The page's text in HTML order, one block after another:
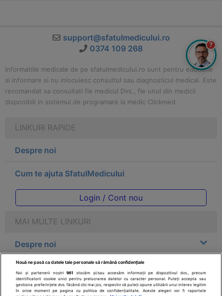
support@sfatulmedicului.ro
0374 109 268
Informatiile medicale de pe sfatulmedicului.ro sunt pentru educatie
si informare si nu inlocuiesc consultul sau diagnosticul medical. Este
recomandat sa consultati fie medicul Dvs., fie unul din medicii
disponibili in sistemul de programare la medic Clickmed.
LINKURI RAPIDE
Despre noi
Cum te ajuta SfatulMedicului
Login / Cont nou
MAI MULTE LINKURI
Despre noi
Legal
Drepturile consumatorului
?
Nouă ne pasă ca datele tale personale să rămână confidențiale
Noi și partenerii noștri961
stocăm și/sau accesăm informații pe dispozitivul dvs., precum
identificatorii cookie unici pentru prelucrarea datelor cu caracter personal. Puteți accepta sau
gestiona preferințele dvs. făcând clic mai jos, respectiv vă puteți opune utilizării unui interes legitim
în orice moment pe pagina cu politica de confidențialitate. Aceste alegeri vor fi raportate